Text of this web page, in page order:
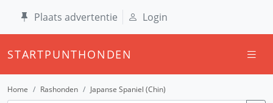
Plaats advertentie Login
STARTPUNTHONDEN
Home Rashonden Japanse Spaniel (Chin)